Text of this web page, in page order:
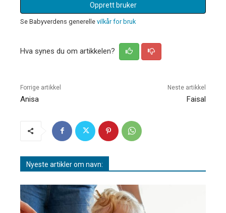
Opprett bruker
Se Babyverdens generelle vilkår for bruk
Hva synes du om artikkelen?
Forrige artikkel
Anisa
Neste artikkel
Faisal
Nyeste artikler om navn: